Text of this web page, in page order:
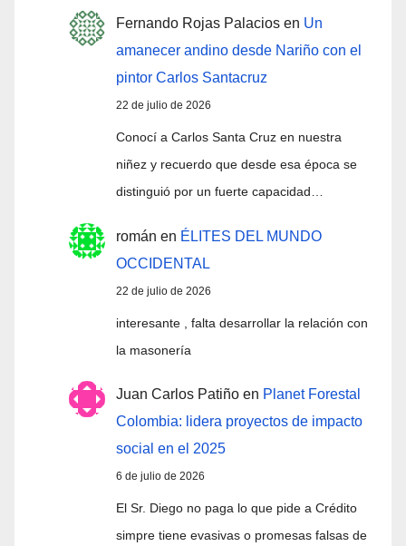
Fernando Rojas Palacios en Un
amanecer andino desde Nariño con el
pintor Carlos Santacruz
22 de julio de 2026
Conocí a Carlos Santa Cruz en nuestra
niñez y recuerdo que desde esa época se
distinguió por un fuerte capacidad…
román en ÉLITES DEL MUNDO
OCCIDENTAL
22 de julio de 2026
interesante , falta desarrollar la relación con
la masonería
Juan Carlos Patiño en Planet Forestal
Colombia: lidera proyectos de impacto
social en el 2025
6 de julio de 2026
El Sr. Diego no paga lo que pide a Crédito
simpre tiene evasivas o promesas falsas de